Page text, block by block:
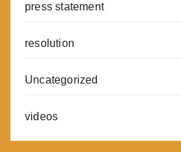
press statement
resolution
Uncategorized
videos